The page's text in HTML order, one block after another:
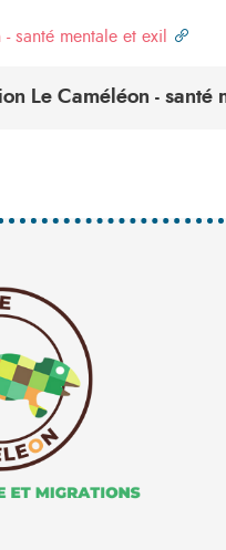
santé mentale et exil
Le Caméléon - santé